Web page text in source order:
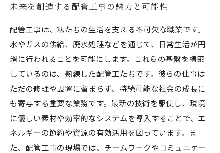
未来を創造する配管工事の魅力と可能性
配管工事は、私たちの生活を支える不可欠な職業です。
水やガスの供給、廃水処理などを通じて、日常生活が円
滑に行われることを可能にします。これらの基盤を構築
しているのは、熟練した配管工たちです。彼らの仕事は
ただの修理や設置に留まらず、持続可能な社会の成長に
も寄与する重要な業務です。最新の技術を駆使し、環境
に優しい素材や効率的なシステムを導入することで、エ
ネルギーの節約や資源の有効活用を図っています。ま
た、配管工事の現場では、チームワークやコミュニケー